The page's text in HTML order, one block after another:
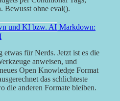
ohne eval().
Markdown:
für Nerds. Jetzt ist es die
anweisen, und
Open Knowledge Format
das schlichteste
die anderen Formate bleiben.